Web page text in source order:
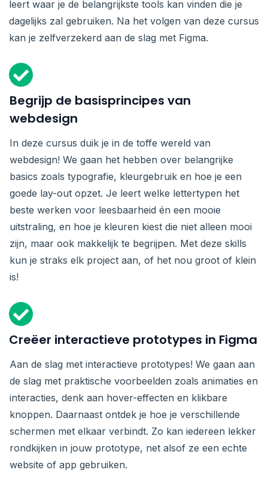
leert waar je de belangrijkste tools kan vinden die je
dagelijks zal gebruiken. Na het volgen van deze cursus
kan je zelfverzekerd aan de slag met Figma.
Begrijp de basisprincipes van
webdesign
In deze cursus duik je in de toffe wereld van
webdesign! We gaan het hebben over belangrijke
basics zoals typografie, kleurgebruik en hoe je een
goede lay-out opzet. Je leert welke lettertypen het
beste werken voor leesbaarheid én een mooie
uitstraling, en hoe je kleuren kiest die niet alleen mooi
zijn, maar ook makkelijk te begrijpen. Met deze skills
kun je straks elk project aan, of het nou groot of klein
is!
Creëer interactieve prototypes in Figma
Aan de slag met interactieve prototypes! We gaan aan
de slag met praktische voorbeelden zoals animaties en
interacties, denk aan hover-effecten en klikbare
knoppen. Daarnaast ontdek je hoe je verschillende
schermen met elkaar verbindt. Zo kan iedereen lekker
rondkijken in jouw prototype, net alsof ze een echte
website of app gebruiken.